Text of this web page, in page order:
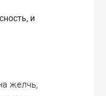
и
желчь,